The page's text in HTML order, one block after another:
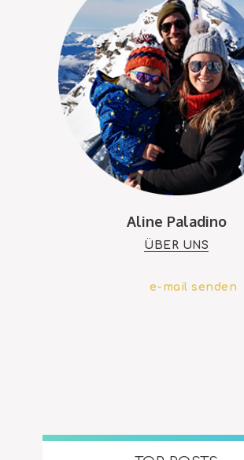
Aline Paladino
ÜBER UNS
e-mail senden